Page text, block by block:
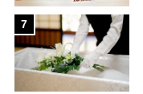
7